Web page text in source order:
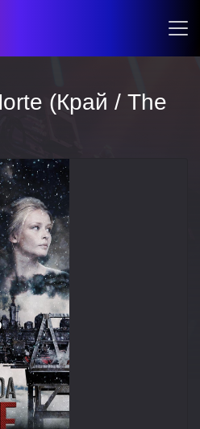
(Край / The